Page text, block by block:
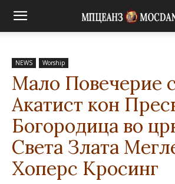
NEWS Worship
Мало Повечерие
Акатист кон
Богородица во
Света Злата
Хоперс Кросинг